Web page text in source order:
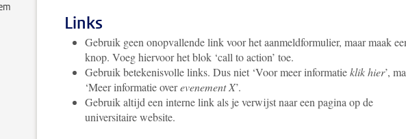
Links
Gebruik geen onopvallende link voor het aanmeldformulier, maar maak
knop. Voeg hiervoor het blok ‘call to action’ toe.
Gebruik betekenisvolle links. Dus niet ‘Voor meer informatieklik hier’,
‘Meer informatie overevenement X’.
Gebruik altijd een interne link als je verwijst naar een pagina op de
universitaire website.